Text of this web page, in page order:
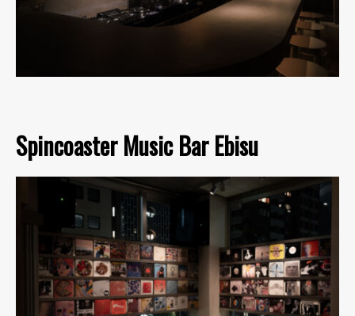
Spincoaster Music Bar Ebisu